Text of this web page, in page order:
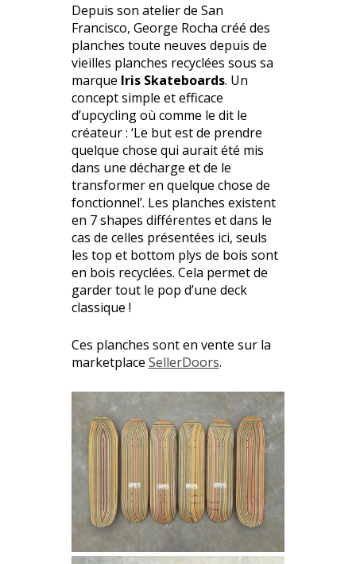
Depuis son atelier de San
Francisco, George Rocha créé des
planches toute neuves depuis de
vieilles planches recyclées sous sa
marque Iris Skateboards. Un
concept simple et efficace
d’upcycling où comme le dit le
créateur : ‘Le but est de prendre
quelque chose qui aurait été mis
dans une décharge et de le
transformer en quelque chose de
fonctionnel’. Les planches existent
en 7 shapes différentes et dans le
cas de celles présentées ici, seuls
les top et bottom plys de bois sont
en bois recyclées. Cela permet de
garder tout le pop d’une deck
classique !
Ces planches sont en vente sur la
marketplace SellerDoors.